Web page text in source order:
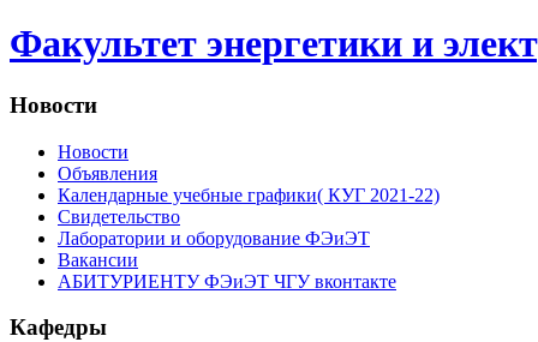
Факультет энергетики и
Новости
Новости
Объявления
Календарные учебные графики( КУГ 2021-22)
Свидетельство
Лаборатории и оборудование ФЭиЭТ
Вакансии
АБИТУРИЕНТУ ФЭиЭТ ЧГУ вконтакте
Кафедры